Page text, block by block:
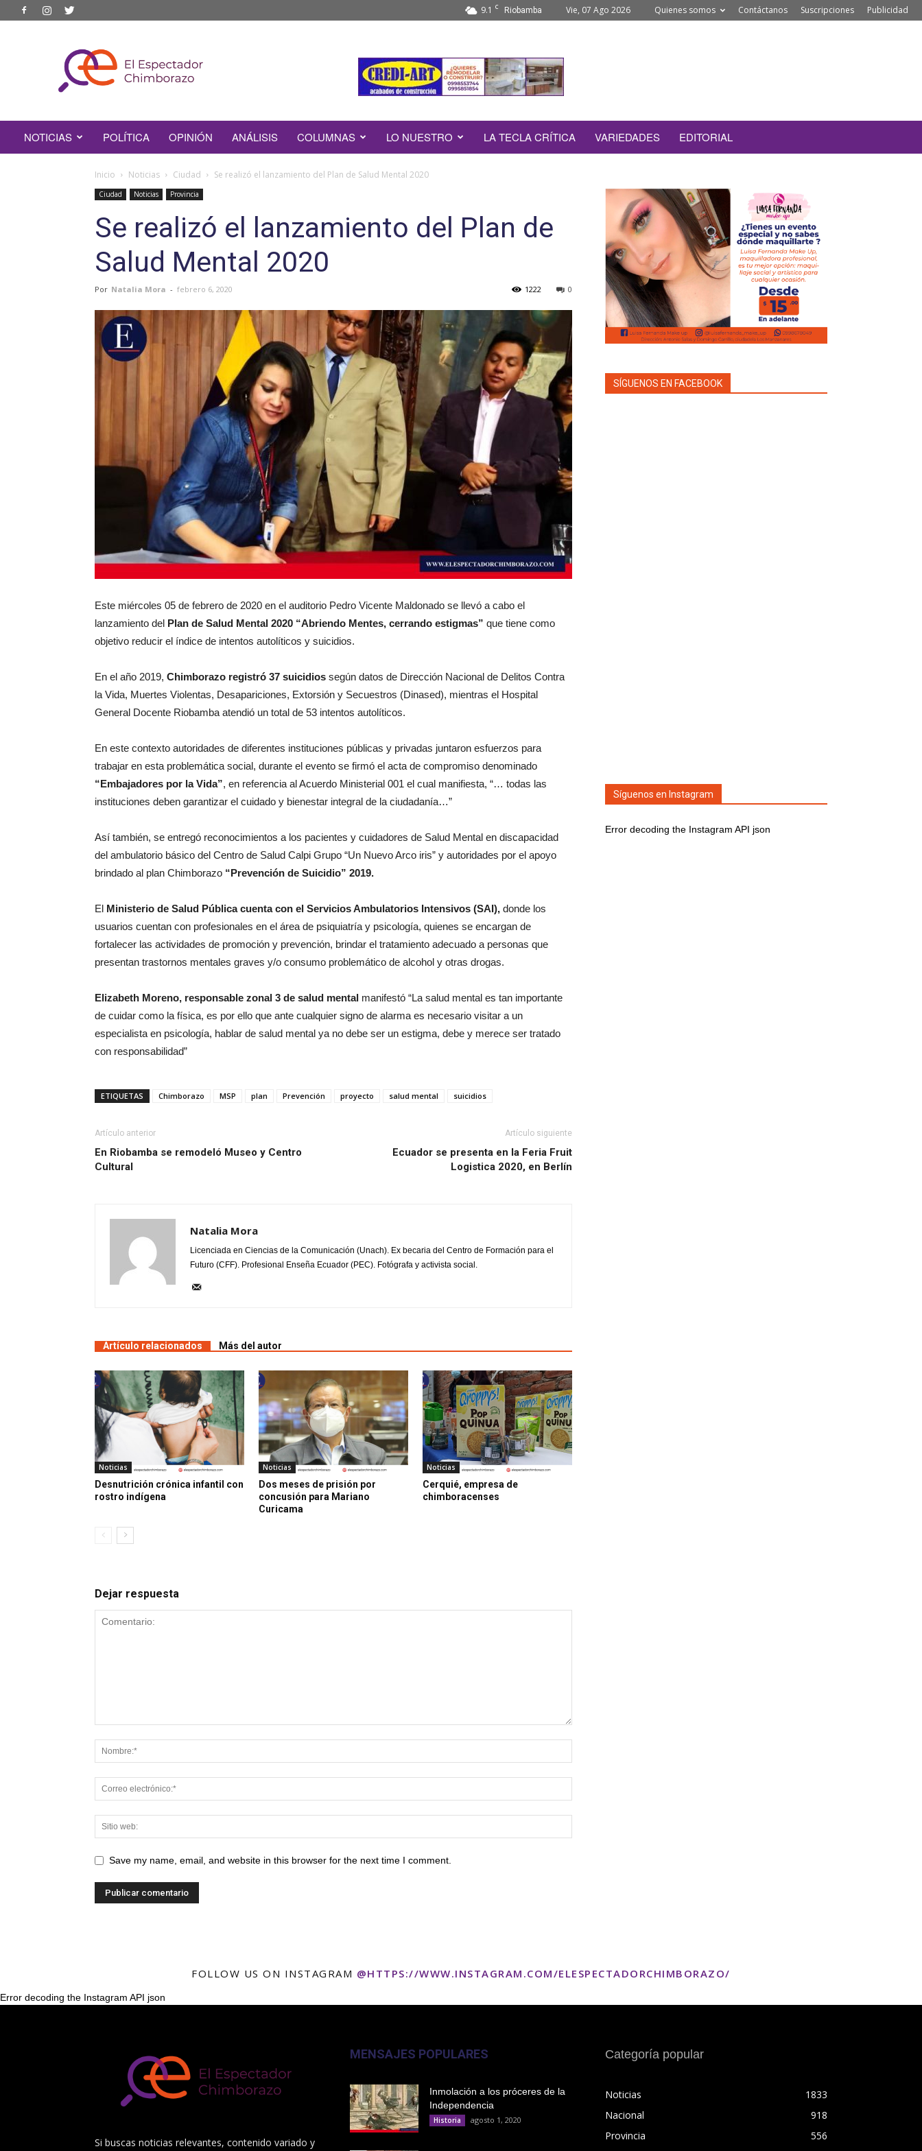
9.1 C Riobamba Vie, 07 Ago 2026 Quienes somos Contáctanos Suscripciones Publicidad
ESPECTADOR
CHIMBORAZO
NOTICIAS POLÍTICA OPINIÓN ANÁLISIS COLUMNAS LO NUESTRO LA TECLA CRÍTICA VARIEDADES EDITORIAL
Inicio Noticias Ciudad Se realizó el lanzamiento del Plan de Salud Mental 2020
Ciudad Noticias Provincia
Se realizó el lanzamiento del Plan de
Salud Mental 2020
Por Natalia Mora - febrero 6, 2020 0
1222
Este miércoles 05 de febrero de 2020 en el auditorio Pedro Vicente Maldonado se llevó a cabo el
lanzamiento del Plan de Salud Mental 2020 “Abriendo Mentes, cerrando estigmas” que tiene como
objetivo reducir el índice de intentos autolíticos y suicidios.
En el año 2019, Chimborazo registró 37 suicidios según datos de Dirección Nacional de Delitos Contra
la Vida, Muertes Violentas, Desapariciones, Extorsión y Secuestros (Dinased), mientras el Hospital
General Docente Riobamba atendió un total de 53 intentos autolíticos.
En este contexto autoridades de diferentes instituciones públicas y privadas juntaron esfuerzos para
trabajar en esta problemática social, durante el evento se firmó el acta de compromiso denominado
“Embajadores por la Vida”, en referencia al Acuerdo Ministerial 001 el cual manifiesta, “… todas las
instituciones deben garantizar el cuidado y bienestar integral de la ciudadanía…”
Así también, se entregó reconocimientos a los pacientes y cuidadores de Salud Mental en discapacidad
del ambulatorio básico del Centro de Salud Calpi Grupo “Un Nuevo Arco iris” y autoridades por el apoyo
brindado al plan Chimborazo “Prevención de Suicidio” 2019.
El Ministerio de Salud Pública cuenta con el Servicios Ambulatorios Intensivos (SAI), donde los
usuarios cuentan con profesionales en el área de psiquiatría y psicología, quienes se encargan de
fortalecer las actividades de promoción y prevención, brindar el tratamiento adecuado a personas que
presentan trastornos mentales graves y/o consumo problemático de alcohol y otras drogas.
Elizabeth Moreno, responsable zonal 3 de salud mental manifestó “La salud mental es tan importante
de cuidar como la física, es por ello que ante cualquier signo de alarma es necesario visitar a un
especialista en psicología, hablar de salud mental ya no debe ser un estigma, debe y merece ser tratado
con responsabilidad”
ETIQUETAS Chimborazo MSP plan Prevención proyecto salud mental suicidios
Artículo anterior
En Riobamba se remodeló Museo y Centro
Cultural
Artículo siguiente
Ecuador se presenta en la Feria Fruit
Logistica 2020, en Berlín
Natalia Mora
Licenciada en Ciencias de la Comunicación (Unach). Ex becaria del Centro de Formación para el
Futuro (CFF). Profesional Enseña Ecuador (PEC). Fotógrafa y activista social.
Artículo relacionados Más del autor
Noticias
Desnutrición crónica infantil con
rostro indígena
Noticias
Dos meses de prisión por
concusión para Mariano
Curicama
Noticias
Cerquié, empresa de
chimboracenses
Dejar respuesta
Save my name, email, and website in this browser for the next time I comment.
SÍGUENOS EN FACEBOOK
Síguenos en Instagram
Error decoding the Instagram API json
FOLLOW US ON INSTAGRAM @HTTPS://WWW.INSTAGRAM.COM/ELESPECTADORCHIMBORAZO/
Error decoding the Instagram API json
Si buscas noticias relevantes, contenido variado y
MENSAJES POPULARES
Inmolación a los próceres de la
Independencia
Historia agosto 1, 2020
Categoría popular
Noticias
1833
Nacional
918
Provincia
556